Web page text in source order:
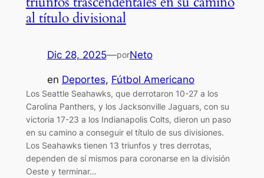
al título divisional
Dic 28, 2025—porNeto
en Deportes, Fútbol Americano
Los Seattle Seahawks, que derrotaron 10-27 a los
Carolina Panthers, y los Jacksonville Jaguars, con su
victoria 17-23 a los Indianapolis Colts, dieron un paso
en su camino a conseguir el título de sus divisiones.
Los Seahawks tienen 13 triunfos y tres derrotas,
dependen de sí mismos para coronarse en la división
Oeste y terminar…